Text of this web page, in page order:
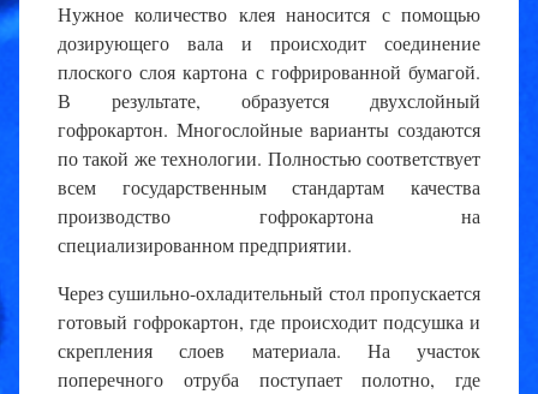
Нужное количество клея наносится с помощью
дозирующего вала и происходит соединение
плоского слоя картона с гофрированной бумагой.
В результате, образуется двухслойный
гофрокартон. Многослойные варианты создаются
по такой же технологии. Полностью соответствует
всем государственным стандартам качества
производство гофрокартона на
специализированном предприятии.
Через сушильно-охладительный стол пропускается
готовый гофрокартон, где происходит подсушка и
скрепления слоев материала. На участок
поперечного отруба поступает полотно, где